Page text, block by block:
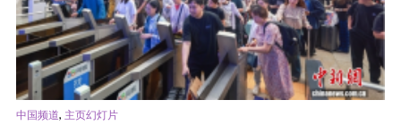
中国频道, 主页幻灯片